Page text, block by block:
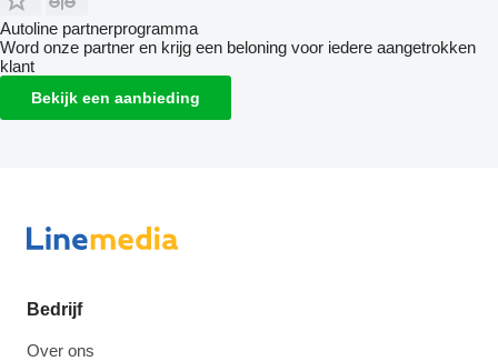
Autoline partnerprogramma
Word onze partner en krijg een beloning voor iedere aangetrokken
klant
Bekijk een aanbieding
Bedrijf
Over ons